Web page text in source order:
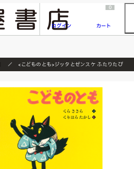
『ONE PIECE magazine 021 ONE PIECEカード付き同梱版』発売延期のご案内
ログイン
0
カート
<こどものとも>ジッタとゼンスケ ふたりたび